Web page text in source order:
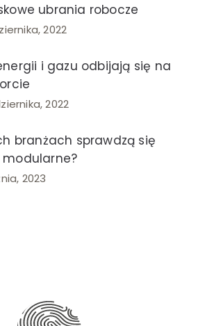
ubrania robocze
2022
i gazu odbijają się na
2022
branżach sprawdzą się
2023